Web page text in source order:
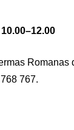
767.